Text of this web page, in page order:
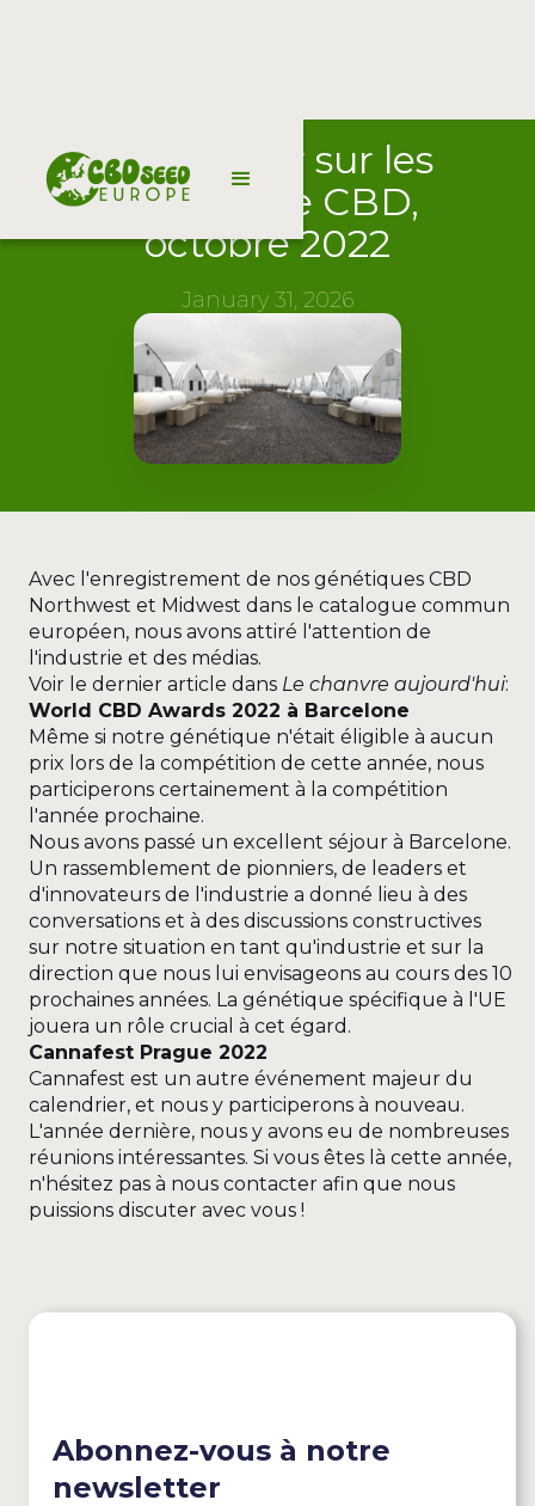
Mise à jour sur les
graines de CBD,
octobre 2022
January 31, 2026
Avec l'enregistrement de nos génétiques CBD
Northwest et Midwest dans le catalogue commun
européen, nous avons attiré l'attention de
l'industrie et des médias.
Voir le dernier article dans Le chanvre aujourd'hui:
World CBD Awards 2022 à Barcelone
Même si notre génétique n'était éligible à aucun
prix lors de la compétition de cette année, nous
participerons certainement à la compétition
l'année prochaine.
Nous avons passé un excellent séjour à Barcelone.
Un rassemblement de pionniers, de leaders et
d'innovateurs de l'industrie a donné lieu à des
conversations et à des discussions constructives
sur notre situation en tant qu'industrie et sur la
direction que nous lui envisageons au cours des 10
prochaines années. La génétique spécifique à l'UE
jouera un rôle crucial à cet égard.
Cannafest Prague 2022
Cannafest est un autre événement majeur du
calendrier, et nous y participerons à nouveau.
L'année dernière, nous y avons eu de nombreuses
réunions intéressantes. Si vous êtes là cette année,
n'hésitez pas à nous contacter afin que nous
puissions discuter avec vous !
Abonnez-vous à notre
newsletter